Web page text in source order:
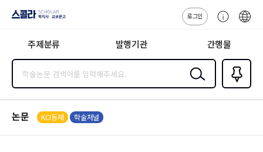
지사·교보문고
로그인
센
주제분류 발행기관 간행물
검색
즐겨찾
기0
논문 KCI등재 학술저널